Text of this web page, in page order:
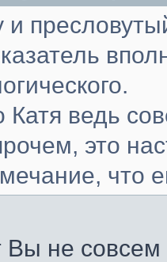
и
Катя ведь
это
что
Вы не